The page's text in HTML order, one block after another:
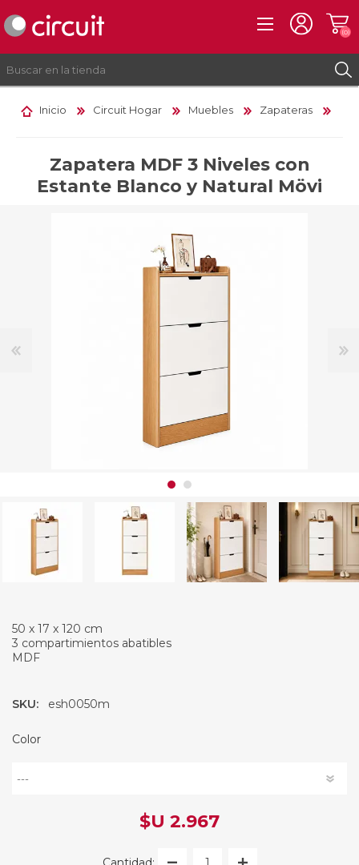
INICIAR SESIÓN
(0)
Inicio Circuit Hogar Muebles Zapateras
Zapatera MDF 3 Niveles con
Estante Blanco y Natural Mövi
50 x 17 x 120 cm
3 compartimientos abatibles
MDF
SKU: esh0050m
Color
$U 2.967